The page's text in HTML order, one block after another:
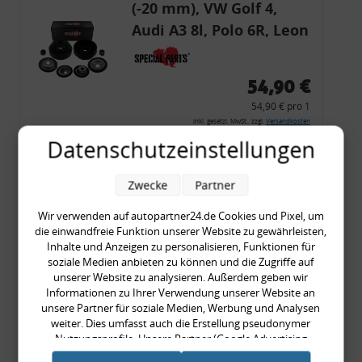
(-20 mm), VW Golf 4,
Audi A3 8l, Polo 6R, Leon
54,90 €
54,90 € pro 1
inkl. gesetzl. MwSt., zzgl. Versandkosten
Merkzettel
Zum Artikel
Rückleuchtenband mit
Blinker, rot, US-Ecken,
Audi 80 Cabrio, Typ 89,
OE-Nr.: 8G0945225 +
8G0945225C
999,99 €
Datenschutzeinstellungen
Wir verwenden auf autopartner24.de Cookies und Pixel, um
die einwandfreie Funktion unserer Website zu gewährleisten,
Inhalte und Anzeigen zu personalisieren, Funktionen für
soziale Medien anbieten zu können und die Zugriffe auf
unserer Website zu analysieren. Außerdem geben wir
Informationen zu Ihrer Verwendung unserer Website an
unsere Partner für soziale Medien, Werbung und Analysen
weiter. Dies umfasst auch die Erstellung pseudonymer
Nutzungsprofile. Unsere Partner (Google Advertising
Products) führen diese Informationen möglicherweise mit
Zwecke Partner